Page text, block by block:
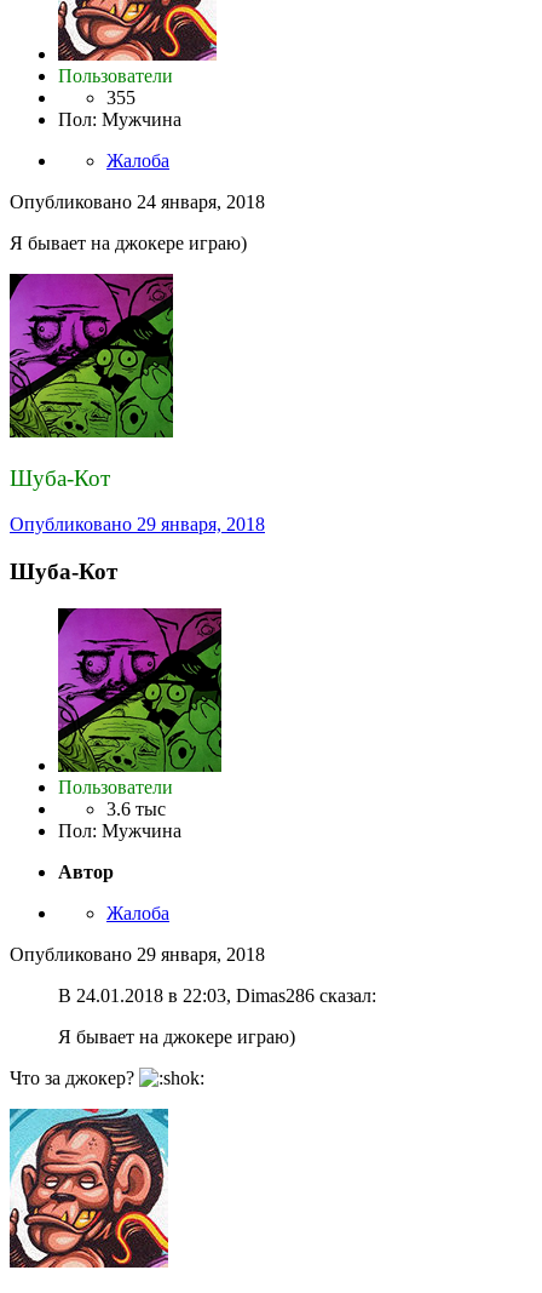
Пользователи
355
Пол: Мужчина
Жалоба
Опубликовано 24 января, 2018
Я бывает на джокере играю)
Шуба-Кот
Опубликовано 29 января, 2018
Шуба-Кот
Пользователи
3.6 тыс
Пол: Мужчина
Автор
Жалоба
Опубликовано 29 января, 2018
В 24.01.2018 в 22:03, Dimas286 сказал:
Я бывает на джокере играю)
Что за джокер?